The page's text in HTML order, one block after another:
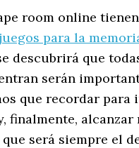
room online
juegos para la
descubrirá que
serán
que recordar para
finalmente, alcanzar
será siempre el